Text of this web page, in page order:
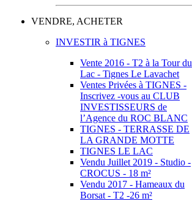
VENDRE, ACHETER
INVESTIR à TIGNES
Vente 2016 - T2 à la Tour du
Lac - Tignes Le Lavachet
Ventes Privées à TIGNES -
Inscrivez -vous au CLUB
INVESTISSEURS de
l’Agence du ROC BLANC
TIGNES - TERRASSE DE
LA GRANDE MOTTE
TIGNES LE LAC
Vendu Juillet 2019 - Studio -
CROCUS - 18 m²
Vendu 2017 - Hameaux du
Borsat - T2 -26 m²